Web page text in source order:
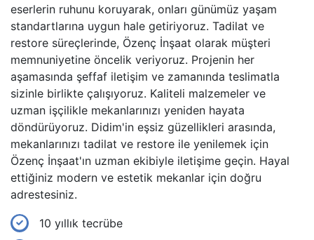
eserlerin ruhunu koruyarak, onları günümüz yaşam
standartlarına uygun hale getiriyoruz. Tadilat ve
restore süreçlerinde, Özenç İnşaat olarak müşteri
memnuniyetine öncelik veriyoruz. Projenin her
aşamasında şeffaf iletişim ve zamanında teslimatla
sizinle birlikte çalışıyoruz. Kaliteli malzemeler ve
uzman işçilikle mekanlarınızı yeniden hayata
döndürüyoruz. Didim'in eşsiz güzellikleri arasında,
mekanlarınızı tadilat ve restore ile yenilemek için
Özenç İnşaat'ın uzman ekibiyle iletişime geçin. Hayal
ettiğiniz modern ve estetik mekanlar için doğru
adrestesiniz.
10 yıllık tecrübe